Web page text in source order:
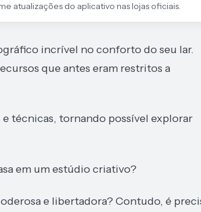
atualizações do aplicativo nas lojas oficiais.
incrível no conforto do seu lar.
que antes eram restritos a
técnicas, tornando possível explorar
em um estúdio criativo?
e libertadora? Contudo, é